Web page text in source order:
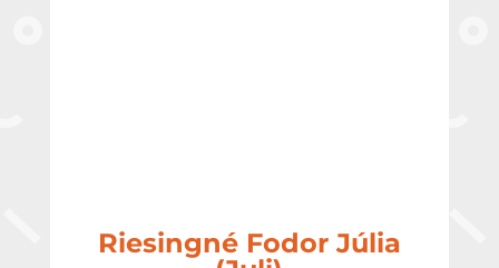
Riesingné Fodor Júlia